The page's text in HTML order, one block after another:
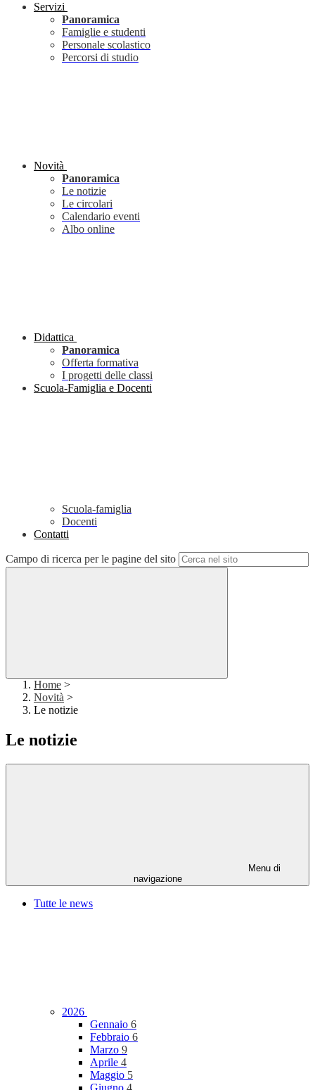
Servizi
Panoramica
Famiglie e studenti
Personale scolastico
Percorsi di studio
Novità
Panoramica
Le notizie
Le circolari
Calendario eventi
Albo online
Didattica
Panoramica
Offerta formativa
I progetti delle classi
Scuola-Famiglia e Docenti
Scuola-famiglia
Docenti
Contatti
Campo di ricerca per le pagine del sito
Home >
Novità >
Le notizie
Le notizie
Menu di
navigazione
Tutte le news
2026
Gennaio 6
Febbraio 6
Marzo 9
Aprile 4
Maggio 5
Giugno 4